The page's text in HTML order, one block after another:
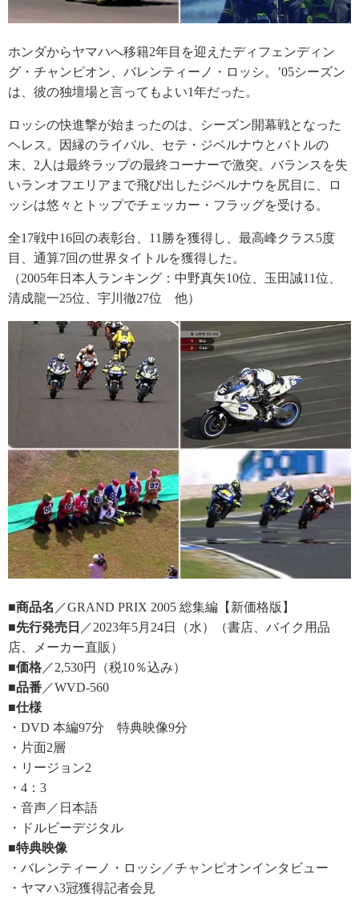
ホンダからヤマハへ移籍2年目を迎えたディフェンディン
グ・チャンピオン、バレンティーノ・ロッシ。’05シーズン
は、彼の独壇場と言ってもよい1年だった。
ロッシの快進撃が始まったのは、シーズン開幕戦となった
ヘレス。因縁のライバル、セテ・ジベルナウとバトルの
末、2人は最終ラップの最終コーナーで激突。バランスを失
いランオフエリアまで飛び出したジベルナウを尻目に、ロ
ッシは悠々とトップでチェッカー・フラッグを受ける。
全17戦中16回の表彰台、11勝を獲得し、最高峰クラス5度
目、通算7回の世界タイトルを獲得した。
（2005年日本人ランキング：中野真矢10位、玉田誠11位、
清成龍一25位、宇川徹27位 他）
■商品名 ／GRAND PRIX 2005 総集編【新価格版】
■先行発売日 ／2023年5月24日（水）（書店、バイク用品
店、メーカー直販）
■価格 ／2,530円（税10％込み）
■品番 ／WVD-560
■仕様
・DVD 本編97分 特典映像9分
・片面2層
・リージョン2
・4：3
・音声／日本語
・ドルビーデジタル
■特典映像
・バレンティーノ・ロッシ／チャンピオンインタビュー
・ヤマハ3冠獲得記者会見